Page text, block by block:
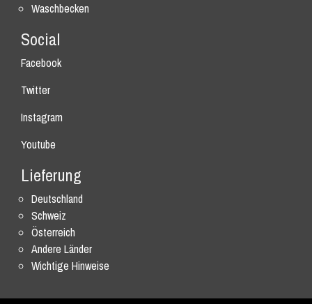
Waschbecken
Social
Facebook
Twitter
Instagram
Youtube
Lieferung
Deutschland
Schweiz
Österreich
Andere Länder
Wichtige Hinweise